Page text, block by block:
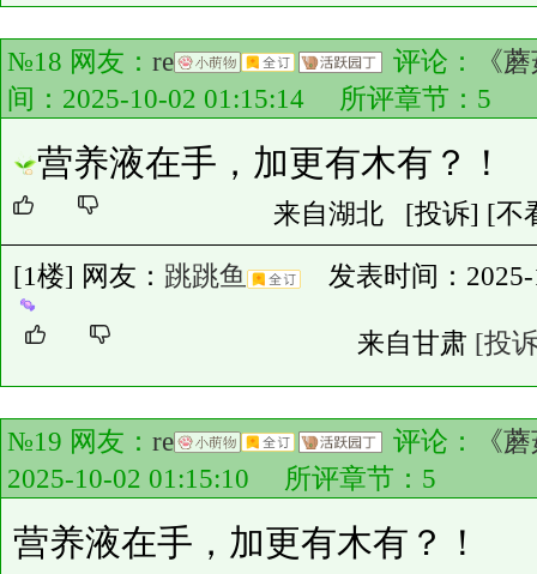
№18 网友： re 评论：
《
间：2025-10-02 01:15:14 所评章节： 5
营养液在手，加更有木有？！
来自湖北 [投诉] [不
[1楼] 网友： 跳跳鱼 发表时间：2025-
来自甘肃 [投
№19 网友： re 评论：
《
2025-10-02 01:15:10 所评章节： 5
营养液在手，加更有木有？！